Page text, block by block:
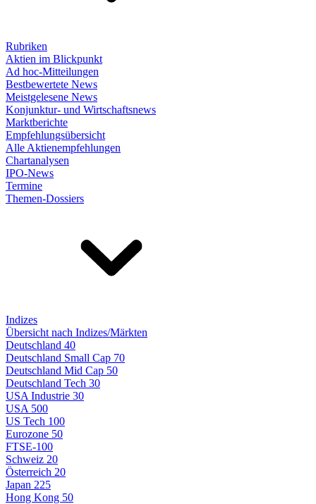
Rubriken
Aktien im Blickpunkt
Ad hoc-Mitteilungen
Bestbewertete News
Meistgelesene News
Konjunktur- und Wirtschaftsnews
Marktberichte
Empfehlungsübersicht
Alle Aktienempfehlungen
Chartanalysen
IPO-News
Termine
Themen-Dossiers
Indizes
Übersicht nach Indizes/Märkten
Deutschland 40
Deutschland Small Cap 70
Deutschland Mid Cap 50
Deutschland Tech 30
USA Industrie 30
USA 500
US Tech 100
Eurozone 50
FTSE-100
Schweiz 20
Österreich 20
Japan 225
Hong Kong 50